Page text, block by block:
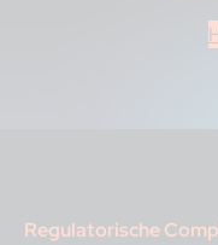
Regulatorische